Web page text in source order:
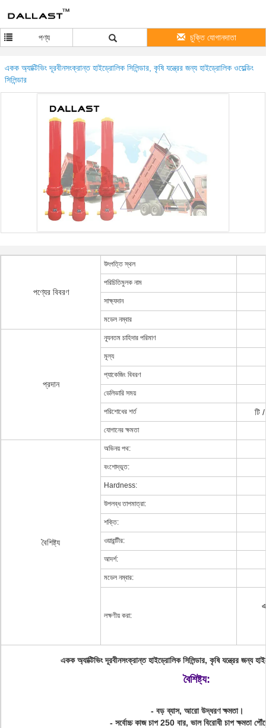
পণ্য চুক্তি যোগানদাতা
একক অ্যাক্টিভিং দূরবীনসংক্রান্ত হাইড্রোলিক সিলিন্ডার, কৃষি যন্ত্রের জন্য হাইড্রোলিক ওয়েল্ডিং
সিলিন্ডার
পণ্যের বিবরণ
উৎপত্তি স্থল
পরিচিতিমুলক নাম
সাক্ষ্যদান
মডেল নম্বার
প্রদান
ন্যূনতম চাহিদার পরিমাণ
মূল্য
প্যাকেজিং বিবরণ
ডেলিভারি সময়
পরিশোধের শর্ত টি
যোগানের ক্ষমতা
বৈশিষ্ট্য
অভিনয় পথ:
বংশোদ্ভূত:
Hardness:
উপলব্ধ তাপমাত্রা:
শক্তি:
ওয়ারান্টীর:
আদর্শ:
মডেল নম্বার:
লক্ষণীয় করা:
একক অ্যাক্টিভিং দূরবীনসংক্রান্ত হাইড্রোলিক সিলিন্ডার, কৃষি যন্ত্রের জন্য
বৈশিষ্ট্য:
- বড় ব্যাস, আরো উদ্ধরণ ক্ষমতা।
- সর্বোচ্চ কাজ চাপ 250 বার, ভাল বিরোধী চাপ ক্ষমতা